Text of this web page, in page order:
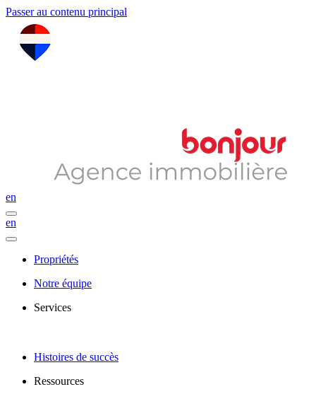
Passer au contenu principal
en
en
Propriétés
Notre équipe
Services
Histoires de succès
Ressources